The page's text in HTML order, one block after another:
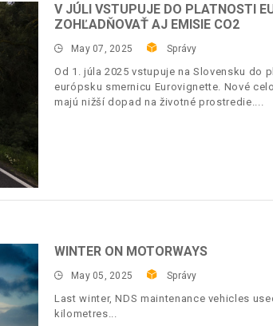
V JÚLI VSTUPUJE DO PLATNOSTI
ZOHĽADŇOVAŤ AJ EMISIE CO2
May 07, 2025 Správy
Od 1. júla 2025 vstupuje na Slovensku
európsku smernicu Eurovignette. Nové
majú nižší dopad na životné prostredie.
WINTER ON MOTORWAYS
May 05, 2025 Správy
Last winter, NDS maintenance vehicles
kilometres